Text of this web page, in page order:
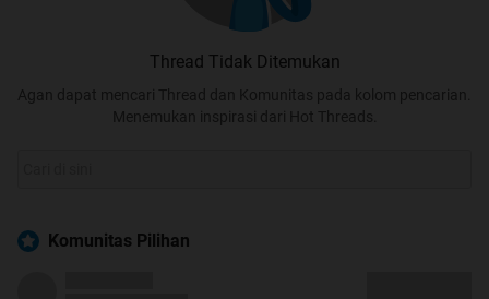
Thread Tidak Ditemukan
Agan dapat mencari Thread dan Komunitas pada kolom pencarian.
Menemukan inspirasi dari Hot Threads.
Komunitas Pilihan